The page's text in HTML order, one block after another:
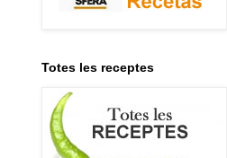
Totes les receptes